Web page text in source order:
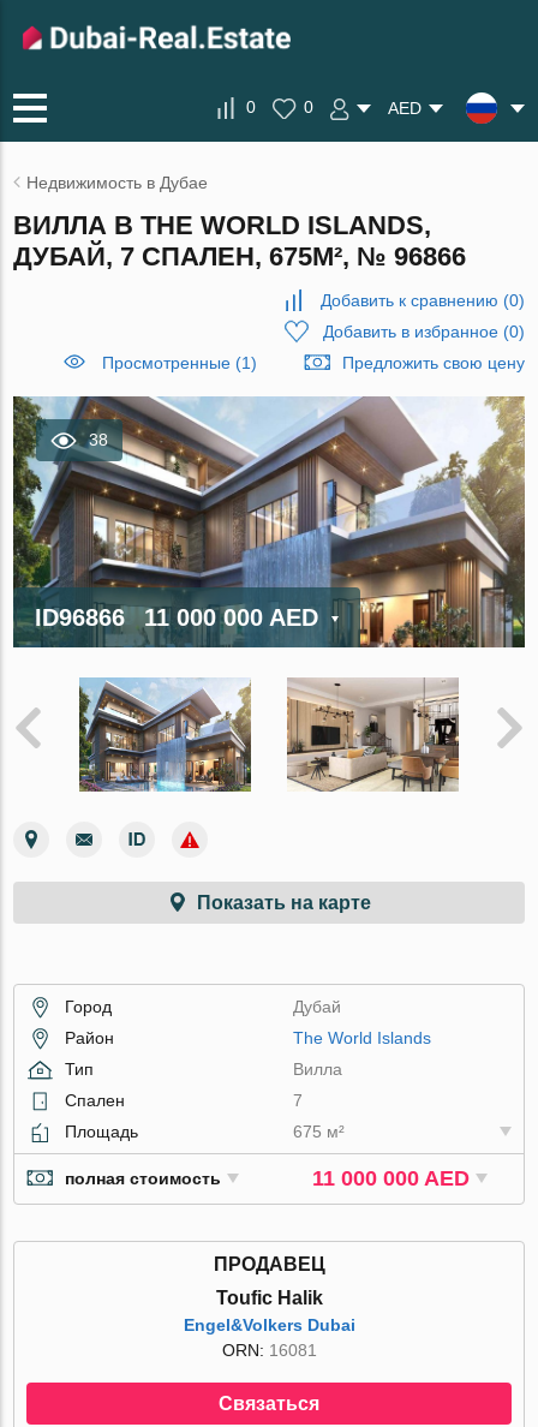
0 0 AED
Недвижимость в Дубае
ВИЛЛА В THE WORLD ISLANDS,
ДУБАЙ, 7 СПАЛЕН, 675М², № 96866
Добавить к сравнению (0)
Добавить в избранное(0)
Просмотренные (1)
Предложить свою цену
38
ID96866 11 000 000 AED
Показать на карте
Город
Дубай
Район
The World Islands
Тип
Вилла
Спален
7
Площадь
675 м²
полная стоимость 11 000 000 AED
ПРОДАВЕЦ
Toufic Halik
Engel&Volkers Dubai
ORN: 16081
Связаться